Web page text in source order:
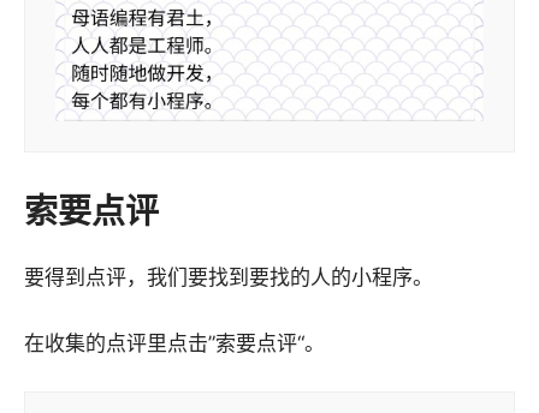
索要点评
要得到点评，我们要找到要找的人的小程序。
在收集的点评里点击”索要点评“。